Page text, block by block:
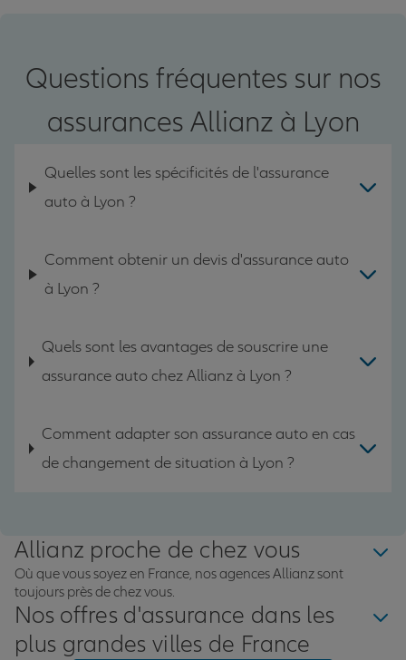
Questions fréquentes sur nos
assurances Allianz à Lyon
Quelles sont les spécificités de l'assurance
auto à Lyon ?
Comment obtenir un devis d'assurance auto
à Lyon ?
Quels sont les avantages de souscrire une
assurance auto chez Allianz à Lyon ?
Comment adapter son assurance auto en cas
de changement de situation à Lyon ?
Allianz proche de chez vous
Où que vous soyez en France, nos agences Allianz sont
toujours près de chez vous.
Nos offres d'assurance dans les
plus grandes villes de France